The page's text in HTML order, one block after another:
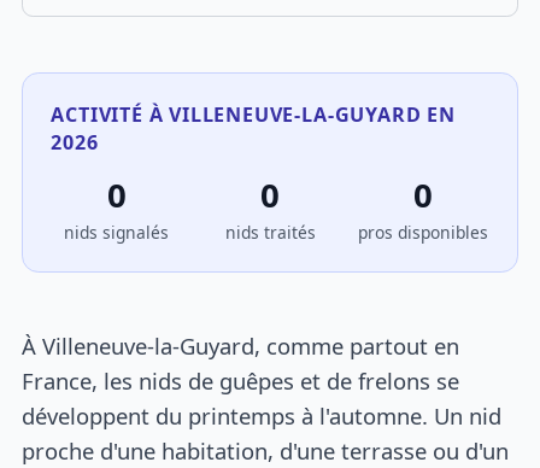
ACTIVITÉ À VILLENEUVE-LA-GUYARD EN
2026
0
nids signalés
0
nids traités
0
pros disponibles
À Villeneuve-la-Guyard, comme partout en
France, les nids de guêpes et de frelons se
développent du printemps à l'automne. Un nid
proche d'une habitation, d'une terrasse ou d'un